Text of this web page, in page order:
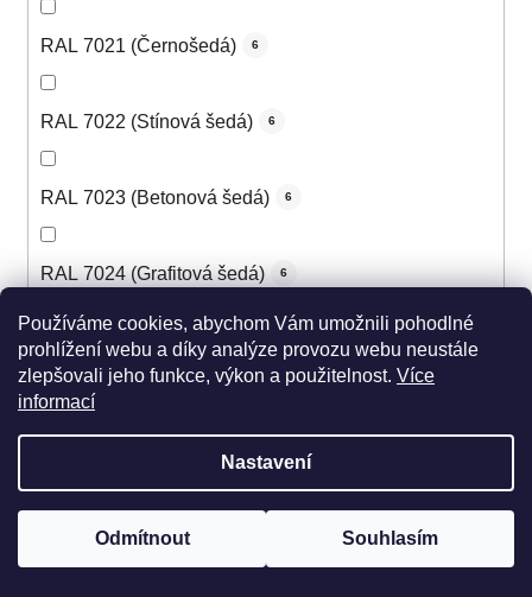
Používáme cookies, abychom Vám umožnili pohodlné
prohlížení webu a díky analýze provozu webu neustále
zlepšovali jeho funkce, výkon a použitelnost. Více
informací
Nastavení
Odmítnout Souhlasím
RAL 7021 (Černošedá) 6
RAL 7022 (Stínová šedá) 6
RAL 7023 (Betonová šedá) 6
RAL 7024 (Grafitová šedá) 6
RAL 7025 (Perleťová šedá) 4